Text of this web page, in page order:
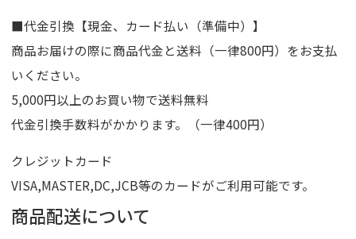
■代金引換【現金、カード払い（準備中）】
商品お届けの際に商品代金と送料（一律800円）をお支払
いください。
5,000円以上のお買い物で送料無料
代金引換手数料がかかります。（一律400円）
クレジットカード
VISA,MASTER,DC,JCB等のカードがご利用可能です。
商品配送について